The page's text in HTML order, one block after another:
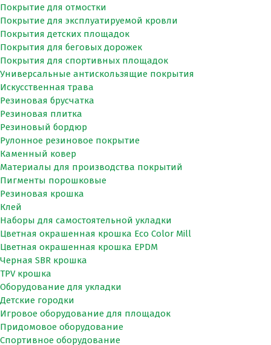
Покрытие для отмостки
Покрытие для эксплуатируемой кровли
Покрытия детских площадок
Покрытия для беговых дорожек
Покрытия для спортивных площадок
Универсальные антискользящие покрытия
Искусственная трава
Резиновая брусчатка
Резиновая плитка
Резиновый бордюр
Рулонное резиновое покрытие
Каменный ковер
Материалы для производства покрытий
Пигменты порошковые
Резиновая крошка
Клей
Наборы для самостоятельной укладки
Цветная окрашенная крошка Eco Color Mill
Цветная окрашенная крошка EPDM
Черная SBR крошка
TPV крошка
Оборудование для укладки
Детские городки
Игровое оборудование для площадок
Придомовое оборудование
Спортивное оборудование